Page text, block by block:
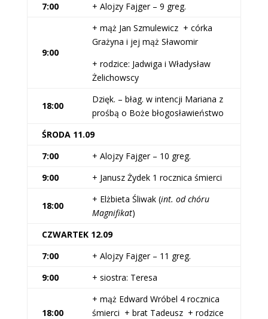
7:00
+ Alojzy Fajger – 9 greg.
9:00
+ mąż Jan Szmulewicz + córka
Grażyna i jej mąż Sławomir
+ rodzice: Jadwiga i Władysław
Żelichowscy
18:00
Dzięk. – błag. w intencji Mariana z
prośbą o Boże błogosławieństwo
ŚRODA 11.09
7:00
+ Alojzy Fajger – 10 greg.
9:00
+ Janusz Żydek 1 rocznica śmierci
18:00
+ Elżbieta Śliwak (int. od chóru
Magnifikat)
CZWARTEK 12.09
7:00
+ Alojzy Fajger – 11 greg.
9:00
+ siostra: Teresa
18:00
+ mąż Edward Wróbel 4 rocznica
śmierci + brat Tadeusz + rodzice